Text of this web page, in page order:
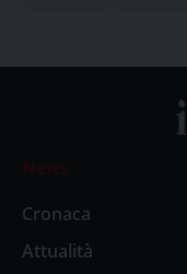
News
Cronaca
Attualità